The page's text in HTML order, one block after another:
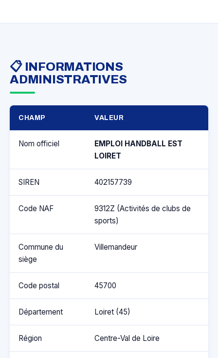
📋 INFORMATIONS
ADMINISTRATIVES
CHAMP VALEUR
Nom officiel
EMPLOI HANDBALL EST
LOIRET
SIREN 402157739
Code NAF
9312Z (Activités de clubs de
sports)
Commune du
siège
Villemandeur
Code postal 45700
Département Loiret (45)
Région Centre-Val de Loire